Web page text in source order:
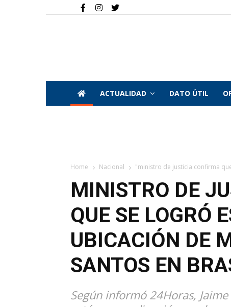
ACTUALIDAD DATO ÚTIL
Home Nacional "ministro de justicia confirma
MINISTRO DE
QUE SE LOGRÓ
UBICACIÓN DE
SANTOS EN
Según informó 24Horas,